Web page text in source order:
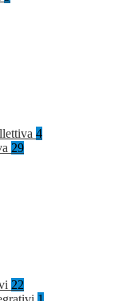
4
29
22